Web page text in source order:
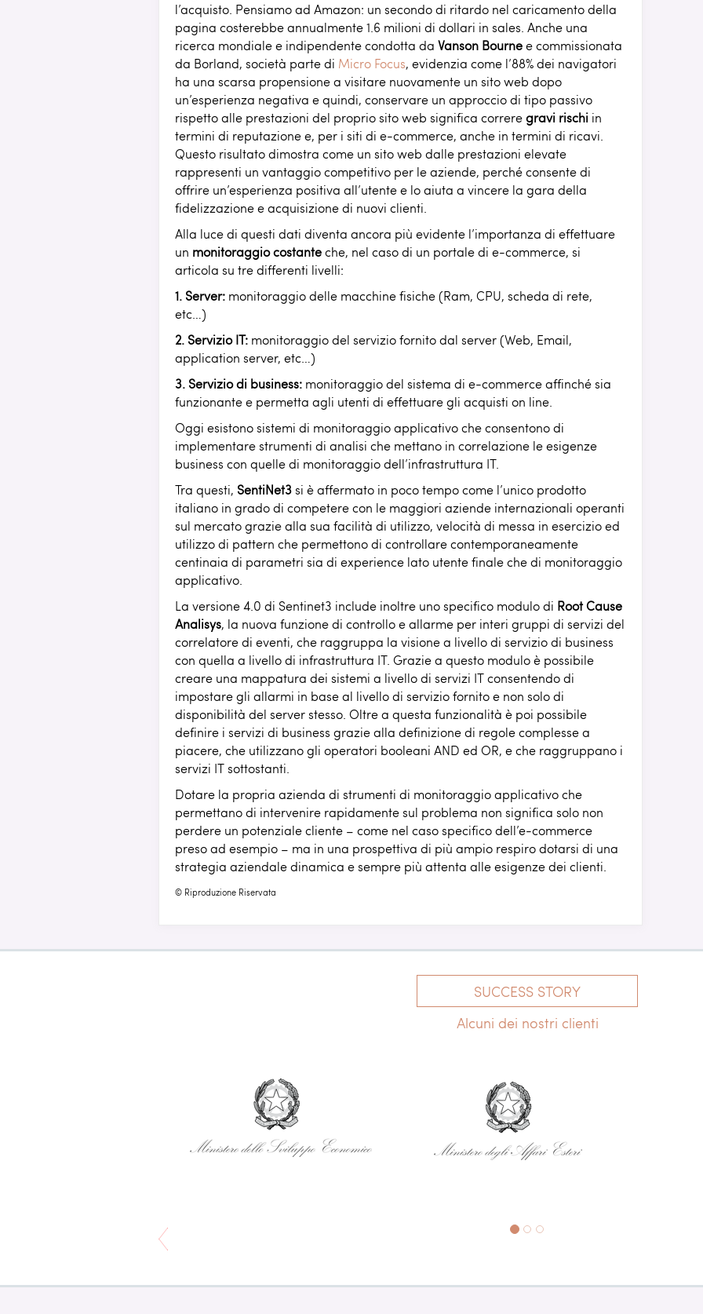
l’acquisto. Pensiamo ad Amazon: un secondo di ritardo nel caricamento della
pagina costerebbe annualmente 1.6 milioni di dollari in sales. Anche una
ricerca mondiale e indipendente condotta da Vanson Bournee commissionata
da Borland, società parte di Micro Focus, evidenzia come l’88% dei navigatori
ha una scarsa propensione a visitare nuovamente un sito web dopo
un’esperienza negativa e quindi, conservare un approccio di tipo passivo
rispetto alle prestazioni del proprio sito web significa correregravi rischi in
termini di reputazione e, per i siti di e-commerce, anche in termini di ricavi.
Questo risultato dimostra come un sito web dalle prestazioni elevate
rappresenti un vantaggio competitivo per le aziende, perché consente di
offrire un’esperienza positiva all’utente e lo aiuta a vincere la gara della
fidelizzazione e acquisizione di nuovi clienti.
Alla luce di questi dati diventa ancora più evidente l’importanza di effettuare
un monitoraggio costanteche, nel caso di un portale di e-commerce, si
articola su tre differenti livelli:
1. Server: monitoraggio delle macchine fisiche (Ram, CPU, scheda di rete,
etc…)
2. Servizio IT: monitoraggio del servizio fornito dal server (Web, Email,
application server, etc…)
3. Servizio di business: monitoraggio del sistema di e-commerce affinché sia
funzionante e permetta agli utenti di effettuare gli acquisti on line.
Oggi esistono sistemi di monitoraggio applicativo che consentono di
implementare strumenti di analisi che mettano in correlazione le esigenze
business con quelle di monitoraggio dell’infrastruttura IT.
Tra questi, SentiNet3si è affermato in poco tempo come l’unico prodotto
italiano in grado di competere con le maggiori aziende internazionali operanti
sul mercato grazie alla sua facilità di utilizzo, velocità di messa in esercizio ed
utilizzo di pattern che permettono di controllare contemporaneamente
centinaia di parametri sia di experience lato utente finale che di monitoraggio
applicativo.
La versione 4.0 di Sentinet3 include inoltre uno specifico modulo di Root Cause
Analisys, la nuova funzione di controllo e allarme per interi gruppi di servizi del
correlatore di eventi, che raggruppa la visione a livello di servizio di business
con quella a livello di infrastruttura IT. Grazie a questo modulo è possibile
creare una mappatura dei sistemi a livello di servizi IT consentendo di
impostare gli allarmi in base al livello di servizio fornito e non solo di
disponibilità del server stesso. Oltre a questa funzionalità è poi possibile
definire i servizi di business grazie alla definizione di regole complesse a
piacere, che utilizzano gli operatori booleani AND ed OR, e che raggruppano i
servizi IT sottostanti.
Dotare la propria azienda di strumenti di monitoraggio applicativo che
permettano di intervenire rapidamente sul problema non significa solo non
perdere un potenziale cliente – come nel caso specifico dell’e-commerce
preso ad esempio – ma in una prospettiva di più ampio respiro dotarsi di una
strategia aziendale dinamica e sempre più attenta alle esigenze dei clienti.
© Riproduzione Riservata
SUCCESS STORY
Alcuni dei nostri clienti